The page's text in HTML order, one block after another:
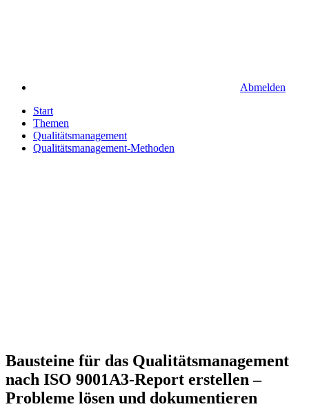
Abmelden
Start
Themen
Qualitätsmanagement
Qualitätsmanagement-Methoden
Bausteine für das Qualitätsmanagement
nach ISO 9001A3-Report erstellen –
Probleme lösen und dokumentieren